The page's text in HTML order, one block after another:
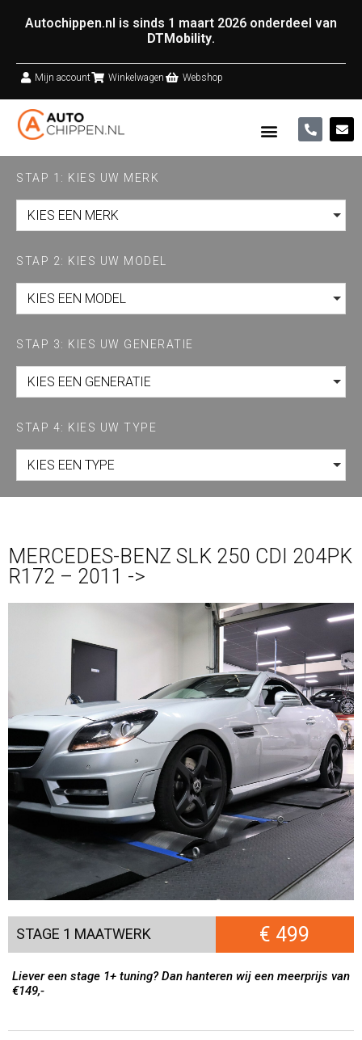
Autochippen.nl is sinds 1 maart 2026 onderdeel van
DTMobility.
Mijn account Winkelwagen Webshop
STAP 1: KIES UW MERK
KIES EEN MERK
STAP 2: KIES UW MODEL
KIES EEN MODEL
STAP 3: KIES UW GENERATIE
KIES EEN GENERATIE
STAP 4: KIES UW TYPE
KIES EEN TYPE
MERCEDES-BENZ SLK 250 CDI 204PK
R172 – 2011 ->
STAGE 1 MAATWERK € 499
Liever een stage 1+ tuning? Dan hanteren wij een meerprijs van
€149,-